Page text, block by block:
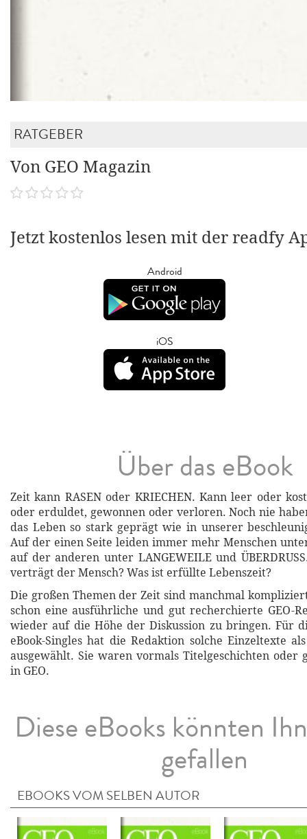
RATGEBER
Von GEO Magazin
Jetzt kostenlos lesen mit der readfy
Android
iOS
Über das eBook
Zeit kann RASEN oder KRIECHEN. Kann leer oder
oder erduldet, gewonnen oder verloren. Noch nie
das Leben so stark geprägt wie in unserer
Auf der einen Seite leiden immer mehr Menschen
auf der anderen unter LANGEWEILE und
verträgt der Mensch? Was ist erfüllte Lebenszeit?
Die großen Themen der Zeit sind manchmal
schon eine ausführliche und gut recherchierte GEO-
wieder auf die Höhe der Diskussion zu bringen. Für
eBook-Singles hat die Redaktion solche Einzeltexte
ausgewählt. Sie waren vormals Titelgeschichten oder
in GEO.
Diese eBooks könnten
gefallen
EBOOKS VOM SELBEN AUTOR